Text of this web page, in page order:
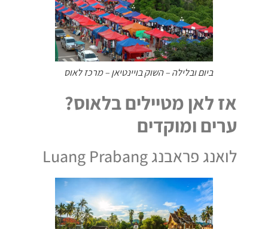
ביום ובלילה – השוק בויינטיאן – מרכז לאוס
אז לאן מטיילים בלאוס?
ערים ומוקדים
לואנג פראבנג Luang Prabang